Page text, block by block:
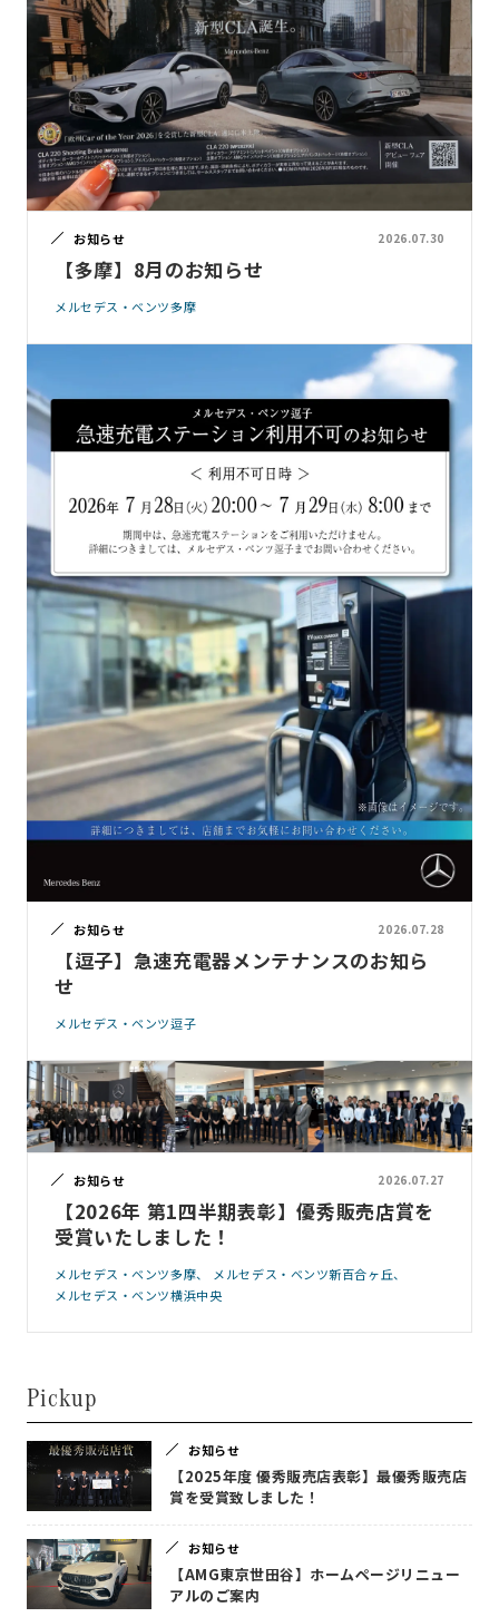
お知らせ 2026.07.30
【多摩】8月のお知らせ
メルセデス・ベンツ多摩
お知らせ 2026.07.28
【逗子】急速充電器メンテナンスのお知ら
せ
メルセデス・ベンツ逗子
お知らせ 2026.07.27
【2026年 第1四半期表彰】優秀販売店賞を
受賞いたしました！
メルセデス・ベンツ多摩
メルセデス・ベンツ新百合ヶ丘
メルセデス・ベンツ横浜中央
Pickup
お知らせ
【2025年度 優秀販売店表彰】最優秀販売店
賞を受賞致しました！
お知らせ
【AMG東京世田谷】ホームページリニュー
アルのご案内